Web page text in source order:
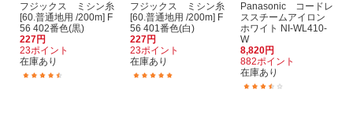
フジックス ミシン糸
[60.普通地用 /200m] F
56 402番色(黒)
227円
23ポイント
在庫あり
フジックス ミシン糸
[60.普通地用 /200m] F
56 401番色(白)
227円
23ポイント
在庫あり
Panasonic コードレ
ススチームアイロン
ホワイト NI-WL410-
W
8,820円
882ポイント
在庫あり